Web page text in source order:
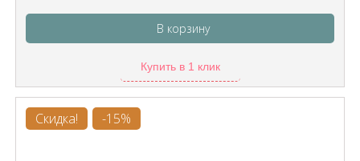
В корзину
Купить в 1 клик
Скидка! -15%